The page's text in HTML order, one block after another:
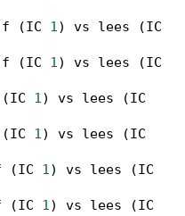
(IC 1) vs lees (IC
(IC 1) vs lees (IC
(IC 1) vs lees (IC
(IC 1) vs lees (IC
(IC 1) vs lees (IC
(IC 1) vs lees (IC